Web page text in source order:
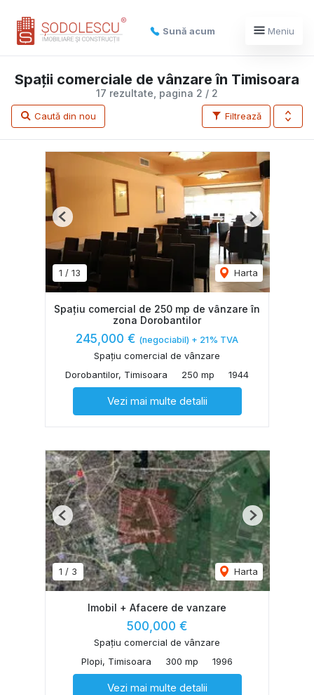
Sună acum Meniu
17 rezultate, pagina 2 / 2
Spații comerciale de vânzare în Timisoara
Filtrează
Caută din nou
1 / 13 Harta
Previous Next
Spațiu comercial de 250 mp de vânzare în
zona Dorobantilor
245,000 € (negociabil) + 21% TVA
Spațiu comercial de vânzare
Dorobantilor, Timisoara
250 mp 1944
Vezi mai multe detalii
1 / 3 Harta
Previous Next
Imobil + Afacere de vanzare
500,000 €
Spațiu comercial de vânzare
Plopi, Timisoara
300 mp 1996
Vezi mai multe detalii